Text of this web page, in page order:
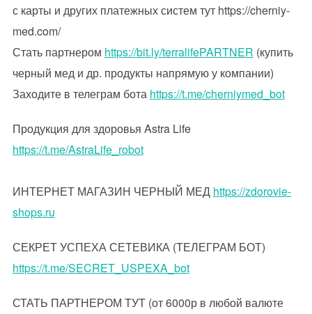
с карты и других платежных систем тут https://cherniy-
med.com/
Стать партнером https://bit.ly/terralifePARTNER (купить
черный мед и др. продукты напрямую у компании)
Заходите в телеграм бота https://t.me/cherniymed_bot
Продукция для здоровья Astra Life
https://t.me/AstraLife_robot
ИНТЕРНЕТ МАГАЗИН ЧЕРНЫЙ МЕД https://zdorovie-
shops.ru
СЕКРЕТ УСПЕХА СЕТЕВИКА (ТЕЛЕГРАМ БОТ)
https://t.me/SECRET_USPEXA_bot
СТАТЬ ПАРТНЕРОМ ТУТ (от 6000р в любой валюте